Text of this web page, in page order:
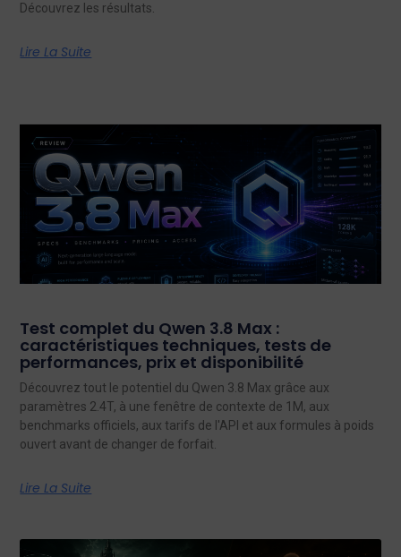
Découvrez les résultats.
Lire La Suite
Test complet du Qwen 3.8 Max :
caractéristiques techniques, tests de
performances, prix et disponibilité
Découvrez tout le potentiel du Qwen 3.8 Max grâce aux
paramètres 2.4T, à une fenêtre de contexte de 1M, aux
benchmarks officiels, aux tarifs de l'API et aux formules à poids
ouvert avant de changer de forfait.
Lire La Suite